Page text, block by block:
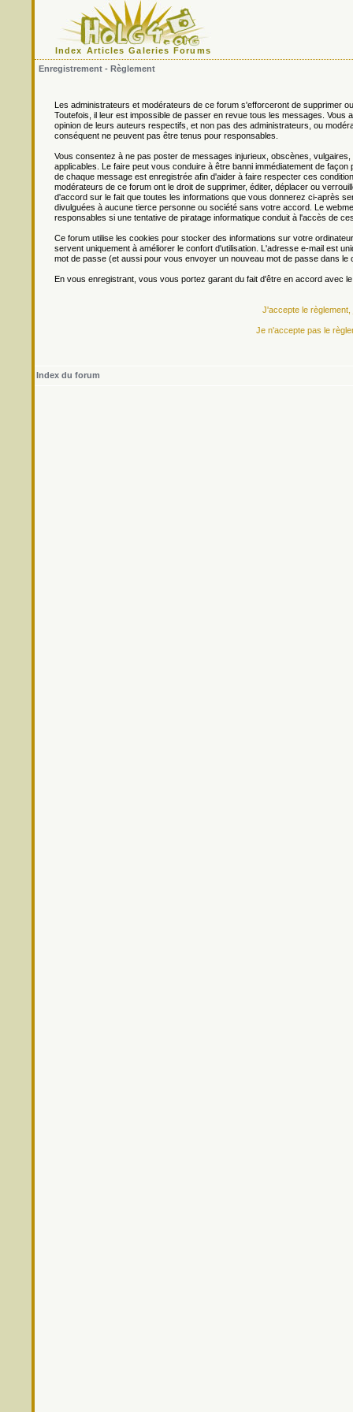
Index Articles Galeries Forums
Enregistrement - Règlement
Les administrateurs et modérateurs de ce forum s'efforceront de supprimer
Toutefois, il leur est impossible de passer en revue tous les messages.
opinion de leurs auteurs respectifs, et non pas des administrateurs, ou
conséquent ne peuvent pas être tenus pour responsables.
Vous consentez à ne pas poster de messages injurieux, obscènes,
applicables. Le faire peut vous conduire à être banni immédiatement de
de chaque message est enregistrée afin d'aider à faire respecter ces
modérateurs de ce forum ont le droit de supprimer, éditer, déplacer ou
d'accord sur le fait que toutes les informations que vous donnerez ci-après
divulguées à aucune tierce personne ou société sans votre accord. Le
responsables si une tentative de piratage informatique conduit à l'accès de
Ce forum utilise les cookies pour stocker des informations sur votre
servent uniquement à améliorer le confort d'utilisation. L'adresse e-mail est
mot de passe (et aussi pour vous envoyer un nouveau mot de passe dans le
En vous enregistrant, vous vous portez garant du fait d'être en accord avec
J'accepte le
Je n'accepte pas le
Index du forum